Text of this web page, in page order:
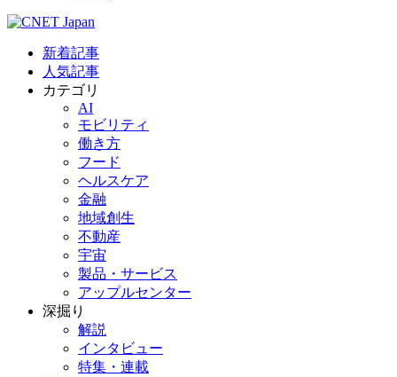
新着記事
人気記事
カテゴリ
AI
モビリティ
働き方
フード
ヘルスケア
金融
地域創生
不動産
宇宙
製品・サービス
アップルセンター
深掘り
解説
インタビュー
特集・連載